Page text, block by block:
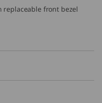
replaceable front bezel